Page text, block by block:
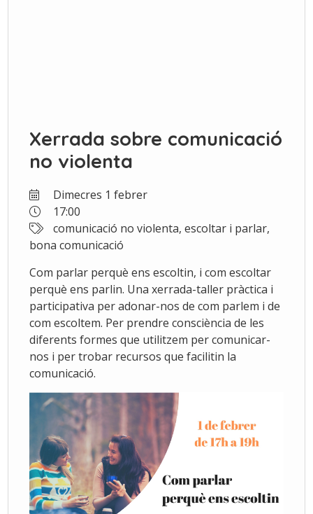
Xerrada sobre comunicació
no violenta
Dimecres 1 febrer
17:00
comunicació no violenta, escoltar i parlar,
bona comunicació
Com parlar perquè ens escoltin, i com escoltar
perquè ens parlin. Una xerrada-taller pràctica i
participativa per adonar-nos de com parlem i de
com escoltem. Per prendre consciència de les
diferents formes que utilitzem per comunicar-
nos i per trobar recursos que facilitin la
comunicació.